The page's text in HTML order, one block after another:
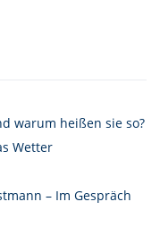
warum heißen sie so?
Wetter
– Im Gespräch